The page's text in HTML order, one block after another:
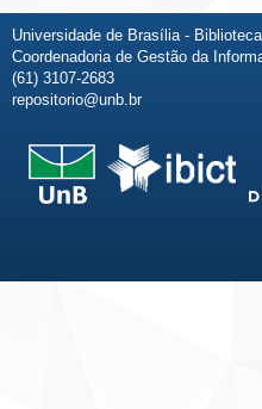
Universidade de Brasília -
Coordenadoria de Gestão da
(61) 3107-2683
repositorio@unb.br